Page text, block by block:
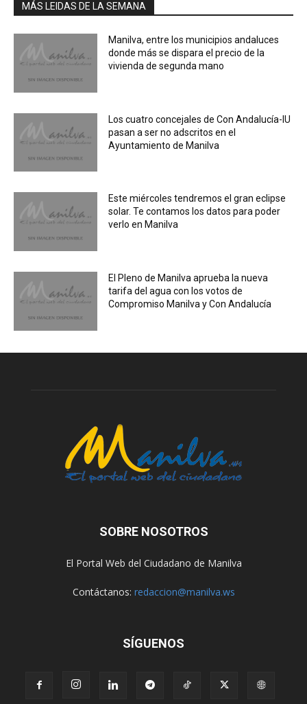
MÁS LEIDAS DE LA SEMANA
Manilva, entre los municipios andaluces
donde más se dispara el precio de la
vivienda de segunda mano
Los cuatro concejales de Con Andalucía-IU
pasan a ser no adscritos en el
Ayuntamiento de Manilva
Este miércoles tendremos el gran eclipse
solar. Te contamos los datos para poder
verlo en Manilva
El Pleno de Manilva aprueba la nueva
tarifa del agua con los votos de
Compromiso Manilva y Con Andalucía
SOBRE NOSOTROS
El Portal Web del Ciudadano de Manilva
Contáctanos: redaccion@manilva.ws
SÍGUENOS